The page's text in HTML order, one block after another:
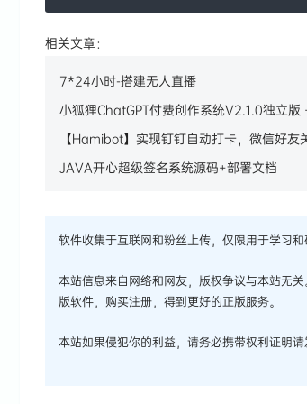
相关文章：
7*24小时-搭建无人直播
小狐狸ChatGPT付费创作系统V2.1.0独立
【Hamibot】实现钉钉自动打卡，微信好
JAVA开心超级签名系统源码+部署文档
软件收集于互联网和粉丝上传，仅限用于学习
本站信息来自网络和网友，版权争议与本站无
版软件，购买注册，得到更好的正版服务。
本站如果侵犯你的利益，请务必携带权利证明